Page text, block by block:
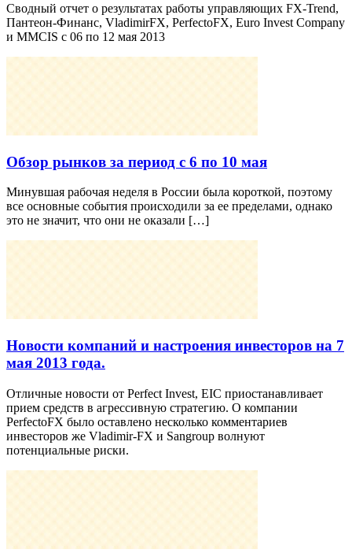
Сводный отчет о результатах работы управляющих FX-Trend,
Пантеон-Финанс, VladimirFX, PerfectoFX, Euro Invest Company
и MMCIS с 06 по 12 мая 2013
Обзор рынков за период с 6 по 10 мая
Минувшая рабочая неделя в России была короткой, поэтому
все основные события происходили за ее пределами, однако
это не значит, что они не оказали […]
Новости компаний и настроения инвесторов на 7
мая 2013 года.
Отличные новости от Perfect Invest, EIC приостанавливает
прием средств в агрессивную стратегию. О компании
PerfectoFX было оставлено несколько комментариев
инвесторов же Vladimir-FX и Sangroup волнуют
потенциальные риски.